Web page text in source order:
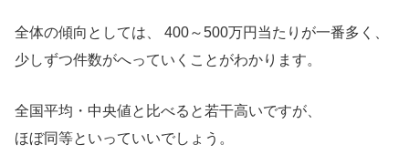
全体の傾向としては、 400～500万円当たりが一番多く、
少しずつ件数がへっていくことがわかります。
全国平均・中央値と比べると若干高いですが、
ほぼ同等といっていいでしょう。